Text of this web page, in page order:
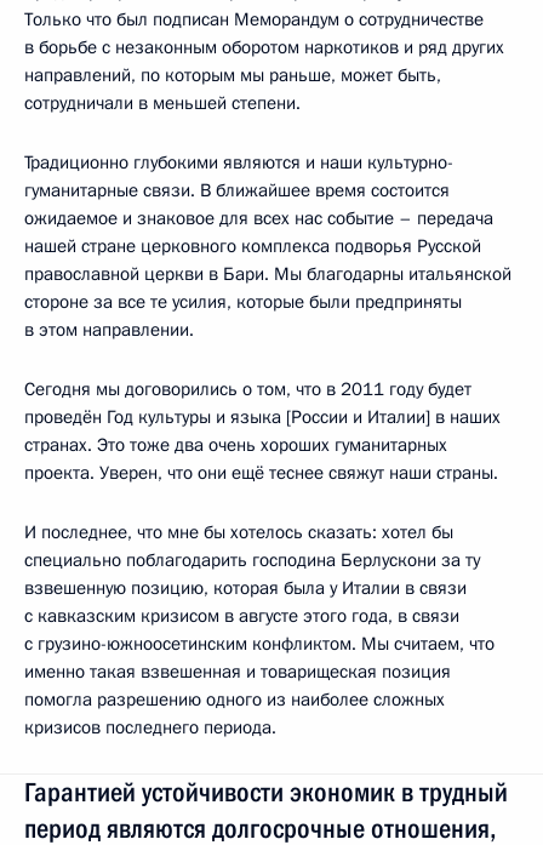
Только что был подписан Меморандум о сотрудничестве
в борьбе с незаконным оборотом наркотиков и ряд других
направлений, по которым мы раньше, может быть,
сотрудничали в меньшей степени.
Традиционно глубокими являются и наши культурно-
гуманитарные связи. В ближайшее время состоится
ожидаемое и знаковое для всех нас событие – передача
нашей стране церковного комплекса подворья Русской
православной церкви в Бари. Мы благодарны итальянской
стороне за все те усилия, которые были предприняты
в этом направлении.
Сегодня мы договорились о том, что в 2011 году будет
проведён Год культуры и языка [России и Италии] в наших
странах. Это тоже два очень хороших гуманитарных
проекта. Уверен, что они ещё теснее свяжут наши страны.
И последнее, что мне бы хотелось сказать: хотел бы
специально поблагодарить господина Берлускони за ту
взвешенную позицию, которая была у Италии в связи
с кавказским кризисом в августе этого года, в связи
с грузино-южноосетинским конфликтом. Мы считаем, что
именно такая взвешенная и товарищеская позиция
помогла разрешению одного из наиболее сложных
кризисов последнего периода.
Гарантией устойчивости экономик в трудный
период являются долгосрочные отношения,